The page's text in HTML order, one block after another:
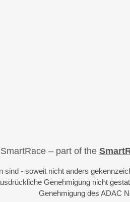
– part of the
sind - soweit nicht anders
Genehmigung nicht
Genehmigung des ADAC